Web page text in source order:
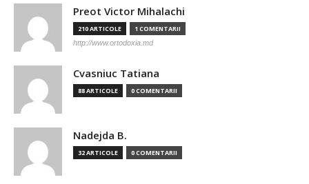
Preot Victor Mihalachi
210 ARTICOLE 1 COMENTARII
http://www.ortodoxia.md
Cvasniuc Tatiana
88 ARTICOLE 0 COMENTARII
Nadejda B.
32 ARTICOLE 0 COMENTARII